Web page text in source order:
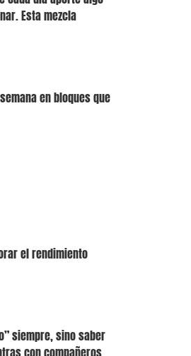
Esta mezcla
en bloques que
el rendimiento
siempre, sino saber